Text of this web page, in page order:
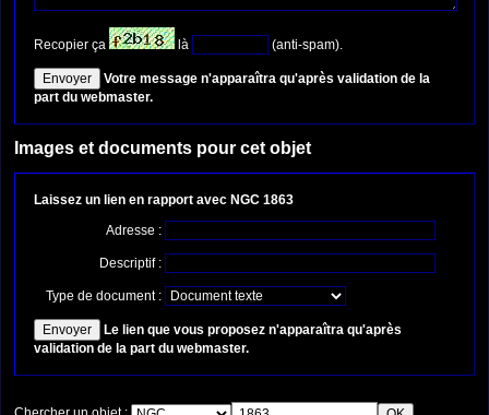
Recopier ça là (anti-spam).
Votre message n'apparaîtra qu'après validation de la
part du webmaster.
Images et documents pour cet objet
Laissez un lien en rapport avec NGC 1863
Adresse :
Descriptif :
Type de document :
Le lien que vous proposez n'apparaîtra qu'après
validation de la part du webmaster.